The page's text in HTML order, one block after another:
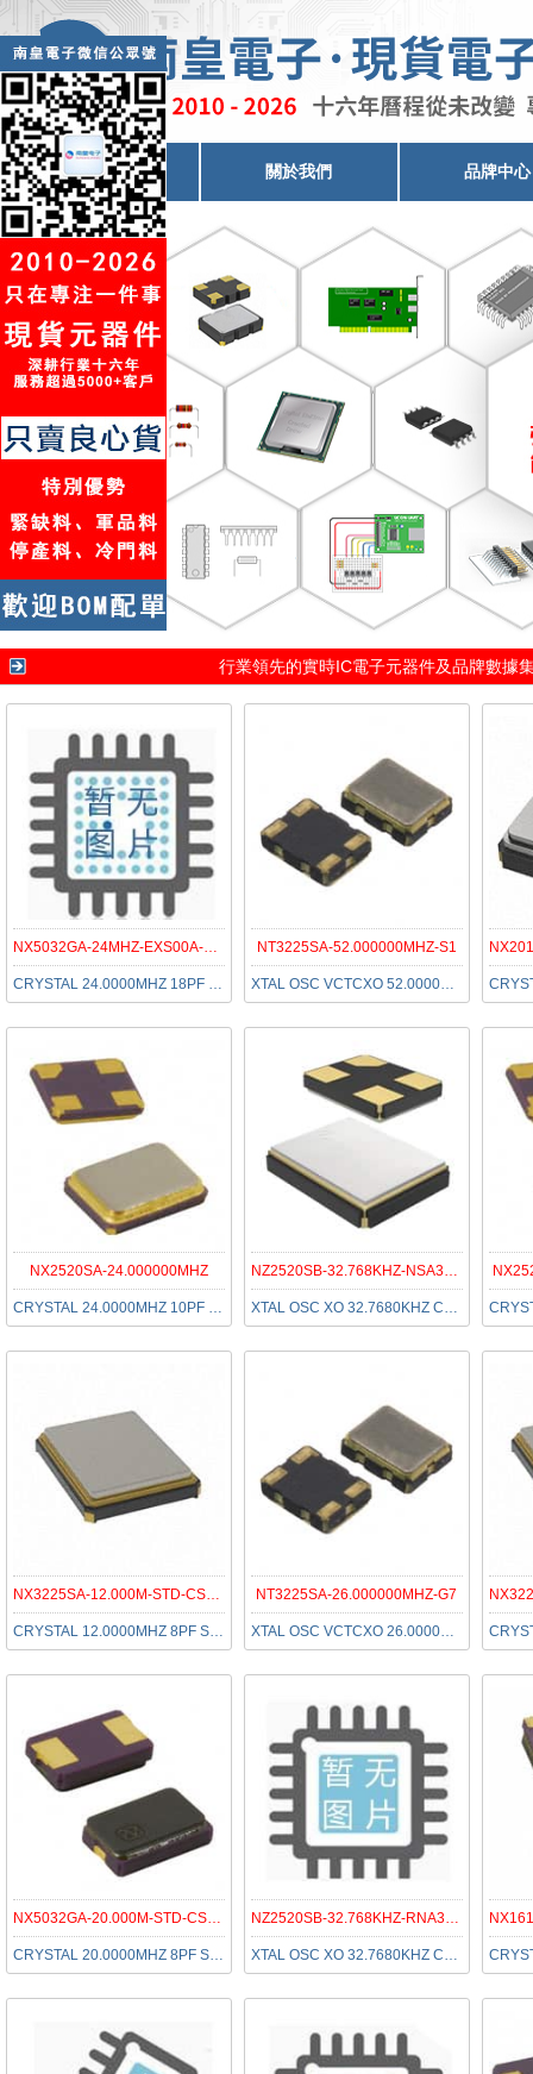
電子元器件代理 關於我們 品牌中心
行業領先的實時IC電子元器件及品牌數據
NX5032GA-24MHZ-EXS00A-CG07040
CRYSTAL 24.0000MHZ 18PF SMD
NT3225SA-52.000000MHZ-S1
XTAL OSC VCTCXO 52.0000MHZ SNWV
NX2520SA-24.000000MHZ
CRYSTAL 24.0000MHZ 10PF SMD
NZ2520SB-32.768KHZ-NSA3535C
XTAL OSC XO 32.7680KHZ CMOS SMD
NX3225SA-12.000M-STD-CSR-1
CRYSTAL 12.0000MHZ 8PF SMD
NT3225SA-26.000000MHZ-G7
XTAL OSC VCTCXO 26.0000MHZ SNWV
NX5032GA-20.000M-STD-CSU-2
CRYSTAL 20.0000MHZ 8PF SMD
NZ2520SB-32.768KHZ-RNA3045A
XTAL OSC XO 32.7680KHZ CMOS SMD